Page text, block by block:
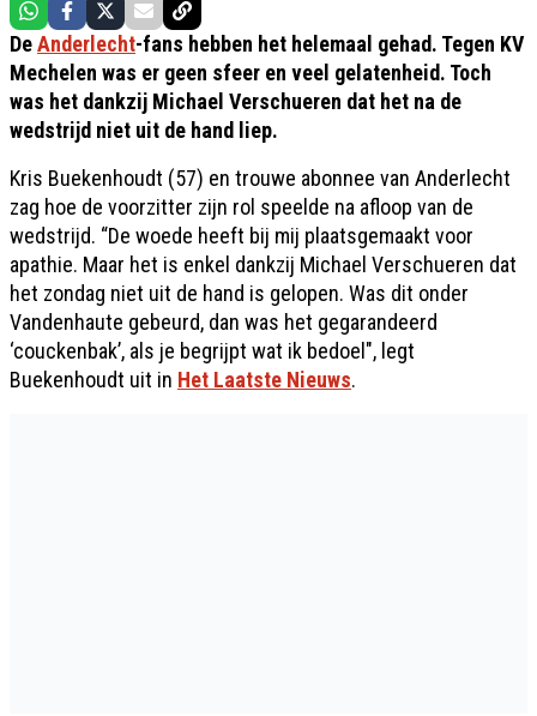
DeAnderlecht-fans hebben het helemaal gehad. Tegen KV
Mechelen was er geen sfeer en veel gelatenheid. Toch
was het dankzij Michael Verschueren dat het na de
wedstrijd niet uit de hand liep.
Kris Buekenhoudt (57) en trouwe abonnee van Anderlecht
zag hoe de voorzitter zijn rol speelde na afloop van de
wedstrijd. “De woede heeft bij mij plaatsgemaakt voor
apathie. Maar het is enkel dankzij Michael Verschueren dat
het zondag niet uit de hand is gelopen. Was dit onder
Vandenhaute gebeurd, dan was het gegarandeerd
‘couckenbak’, als je begrijpt wat ik bedoel", legt
Buekenhoudt uit in Het Laatste Nieuws.